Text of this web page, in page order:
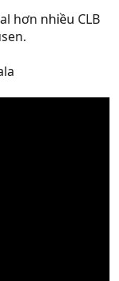
hơn nhiều CLB